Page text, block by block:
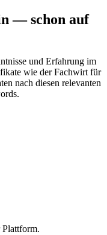
— schon auf
und Erfahrung im
wie der Fachwirt für
nach diesen relevanten
Plattform.